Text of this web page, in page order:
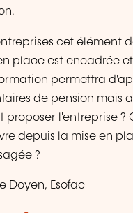
cet élément
place est encadrée
permettra
de pension mais
l'entreprise ?
depuis la mise en
?
Doyen, Esofac